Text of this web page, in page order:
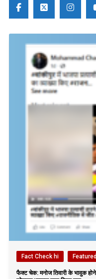
Fact Check hi Featured
फैक्ट चेक: मनोज तिवारी के भावुक